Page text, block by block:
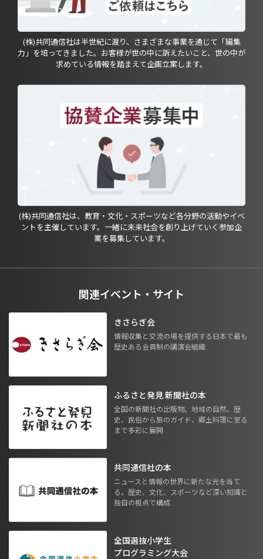
(株)共同通信社は半世紀に渡り、さまざまな事業を通じて「編集
力」を培ってきました。お客様が世の中に訴えたいこと、世の中が
求めている情報を踏まえて企画立案します。
(株)共同通信社は、教育・文化・スポーツなど各分野の活動やイベ
ントを主催しています。一緒に未来社会を創り上げていく参加企
業を募集しています。
関連イベント・サイト
きさらぎ会
情報収集と交流の場を提供する日本で最も
歴史ある会員制の講演会組織
ふるさと発見 新聞社の本
全国の新聞社の出版物。地域の自然、歴
史、民俗から旅のガイド、郷土料理に至る
まで多彩に展開
共同通信社の本
ニュースと情報の世界に新たな光を当て
る。歴史、文化、スポーツなど深い知識と
独自の視点で構成
全国選抜小学生
プログラミング大会